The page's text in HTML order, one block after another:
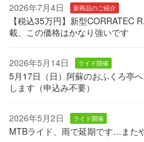
2026年7月4日 新商品のご紹介
【税込35万円】新型CORRATEC
載、この価格はかなり強いです
2026年5月14日 ライド開催
5月17日（日）阿蘇のおふくろ亭
します（申込み不要）
2026年5月2日 ライド開催
MTBライド、雨で延期です…また